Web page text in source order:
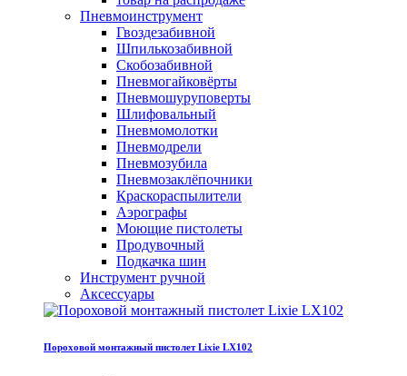
Пневмоинструмент
Гвоздезабивной
Шпилькозабивной
Скобозабивной
Пневмогайковёрты
Пневмошуруповерты
Шлифовальный
Пневмомолотки
Пневмодрели
Пневмозубила
Пневмозаклёпочники
Краскораспылители
Аэрографы
Моющие пистолеты
Продувочный
Подкачка шин
Инструмент ручной
Аксессуары
Пороховой монтажный пистолет Lixie LX102